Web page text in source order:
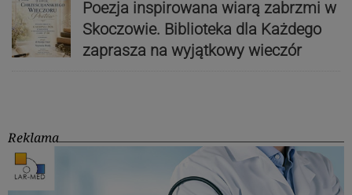
Poezja inspirowana wiarą zabrzmi w
Skoczowie. Biblioteka dla Każdego
zaprasza na wyjątkowy wieczór
Reklama